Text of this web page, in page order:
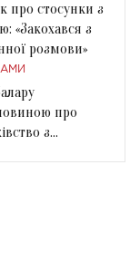
про стосунки з
«Закохався з
розмови»
про
з